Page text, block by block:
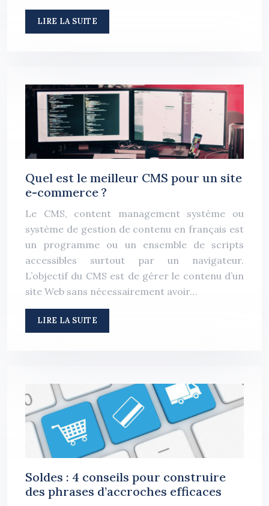
LIRE LA SUITE
Quel est le meilleur CMS pour un site
e-commerce ?
Le CMS, content management système ou
système de gestion de contenu en français est
un programme ou un ensemble de scripts
accessibles surtout par un navigateur.
L’objectif du CMS est de gérer le contenu d’un
site Web sans nécessairement avoir…
LIRE LA SUITE
Soldes : 4 conseils pour construire
des phrases d’accroches efficaces